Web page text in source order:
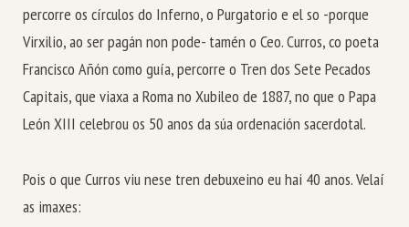
percorre os círculos do Inferno, o Purgatorio e el so -porque
Virxilio, ao ser pagán non pode- tamén o Ceo. Curros, co poeta
Francisco Añón como guía, percorre o Tren dos Sete Pecados
Capitais, que viaxa a Roma no Xubileo de 1887, no que o Papa
León XIII celebrou os 50 anos da súa ordenación sacerdotal.
Pois o que Curros viu nese tren debuxeino eu hai 40 anos. Velaí
as imaxes: